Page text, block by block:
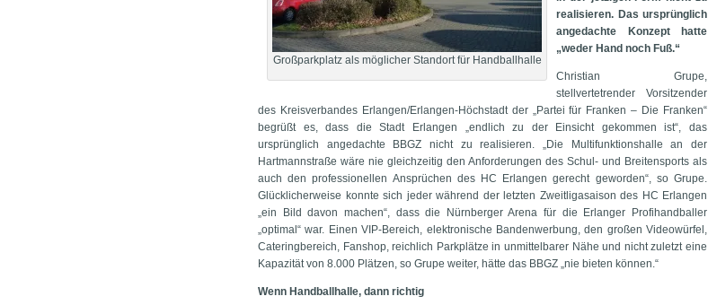
Großparkplatz als möglicher Standort für Handballhalle
realisieren. Das ursprünglich
angedachte Konzept hatte
„weder Hand noch Fuß.“
Christian Grupe,
stellvertetrender Vorsitzender
des Kreisverbandes Erlangen/Erlangen-Höchstadt der „Partei für Franken – Die Franken“
begrüßt es, dass die Stadt Erlangen „endlich zu der Einsicht gekommen ist“, das
ursprünglich angedachte BBGZ nicht zu realisieren. „Die Multifunktionshalle an der
Hartmannstraße wäre nie gleichzeitig den Anforderungen des Schul- und Breitensports als
auch den professionellen Ansprüchen des HC Erlangen gerecht geworden“, so Grupe.
Glücklicherweise konnte sich jeder während der letzten Zweitligasaison des HC Erlangen
„ein Bild davon machen“, dass die Nürnberger Arena für die Erlanger Profihandballer
„optimal“ war. Einen VIP-Bereich, elektronische Bandenwerbung, den großen Videowürfel,
Cateringbereich, Fanshop, reichlich Parkplätze in unmittelbarer Nähe und nicht zuletzt eine
Kapazität von 8.000 Plätzen, so Grupe weiter, hätte das BBGZ „nie bieten können.“
Wenn Handballhalle, dann richtig